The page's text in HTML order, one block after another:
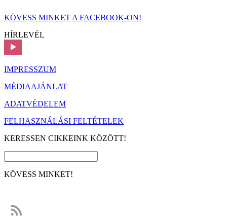
KÖVESS MINKET A FACEBOOK-ON!
HÍRLEVÉL
IMPRESSZUM
MÉDIAAJÁNLAT
ADATVÉDELEM
FELHASZNÁLÁSI FELTÉTELEK
KERESSEN CIKKEINK KÖZÖTT!
KÖVESS MINKET!